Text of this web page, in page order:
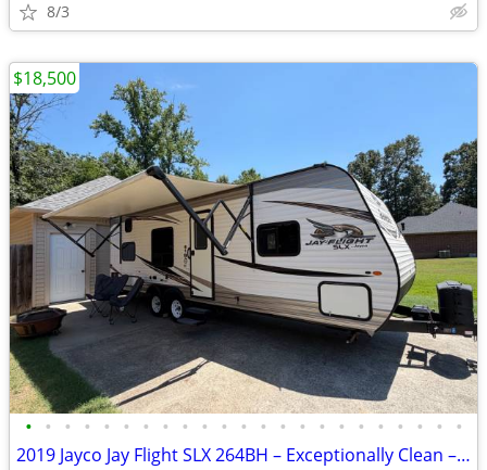
8/3
• • • • • • • • • • • • • • • • • • • • • • •
2019 Jayco Jay Flight SLX 264BH – Exceptionally Clean – Barely Used –
$18,500